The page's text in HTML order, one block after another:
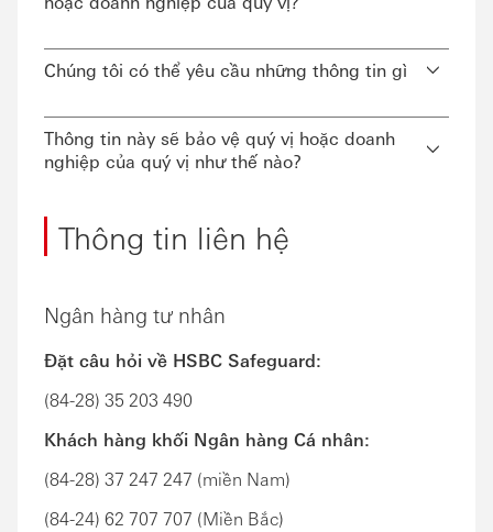
Chúng tôi có thể yêu cầu những thông tin gì
Thông tin này sẽ bảo vệ quý vị hoặc doanh
nghiệp của quý vị như thế nào?
Thông tin liên hệ
Ngân hàng tư nhân
Đặt câu hỏi về HSBC Safeguard:
(84-28) 35 203 490
Khách hàng khối Ngân hàng Cá nhân:
(84-28) 37 247 247 (miền Nam)
(84-24) 62 707 707 (Miền Bắc)